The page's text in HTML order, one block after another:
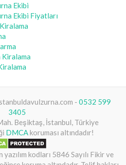
Ekibi
Ekibi Fiyatları
- 0532 599
3405
Beşiktaş, İstanbul, Türkiye
DMCAkoruması altındadır!
kodları 5846 Sayılı Fikir ve